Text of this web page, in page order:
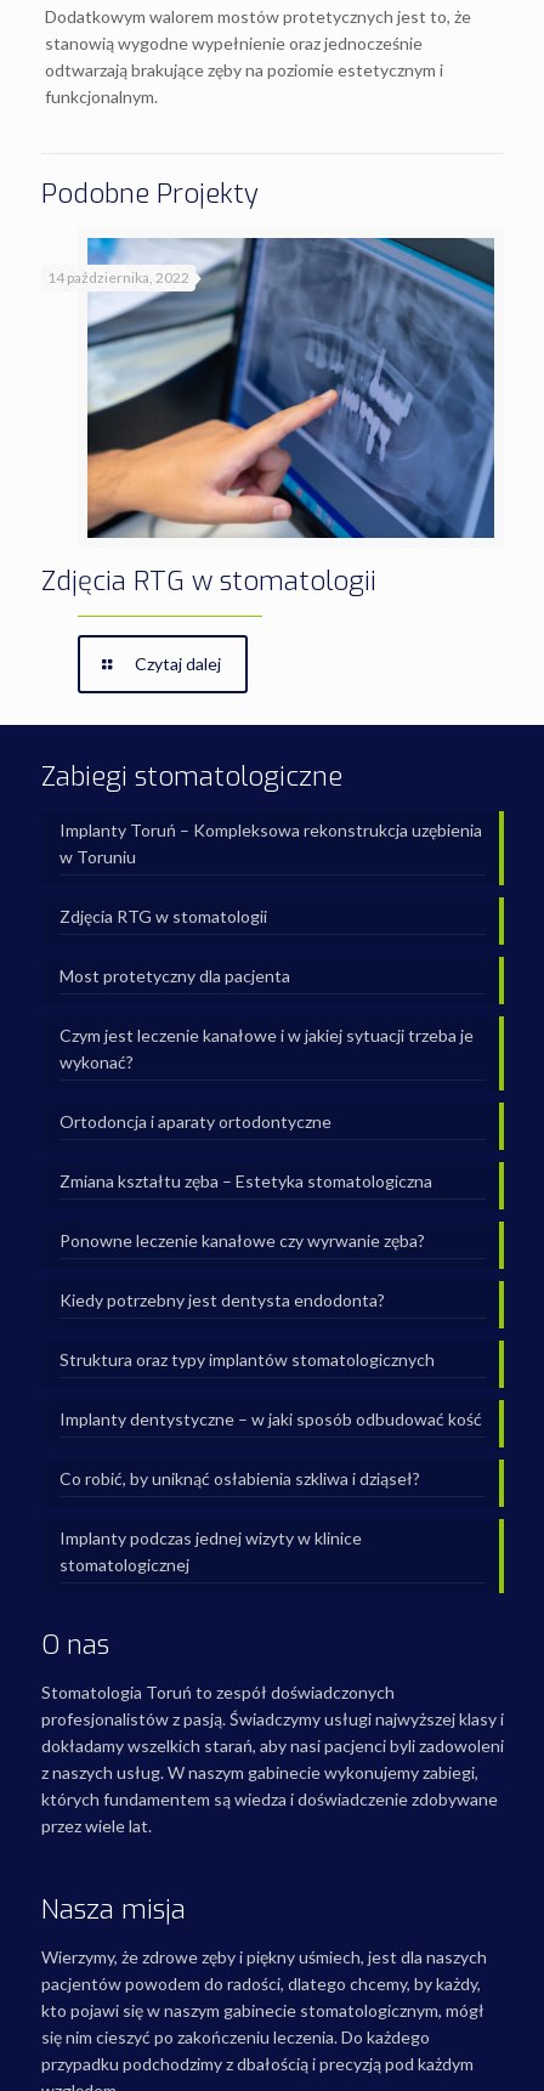
Dodatkowym walorem mostów protetycznych jest to, że
stanowią wygodne wypełnienie oraz jednocześnie
odtwarzają brakujące zęby na poziomie estetycznym i
funkcjonalnym.
Podobne Projekty
14 października, 2022
Zdjęcia RTG w stomatologii
Czytaj dalej
Zabiegi stomatologiczne
Implanty Toruń – Kompleksowa rekonstrukcja uzębienia
w Toruniu
Zdjęcia RTG w stomatologii
Most protetyczny dla pacjenta
Czym jest leczenie kanałowe i w jakiej sytuacji trzeba je
wykonać?
Ortodoncja i aparaty ortodontyczne
Zmiana kształtu zęba – Estetyka stomatologiczna
Ponowne leczenie kanałowe czy wyrwanie zęba?
Kiedy potrzebny jest dentysta endodonta?
Struktura oraz typy implantów stomatologicznych
Implanty dentystyczne – w jaki sposób odbudować kość
Co robić, by uniknąć osłabienia szkliwa i dziąseł?
Implanty podczas jednej wizyty w klinice
stomatologicznej
O nas
Stomatologia Toruń to zespół doświadczonych
profesjonalistów z pasją. Świadczymy usługi najwyższej klasy i
dokładamy wszelkich starań, aby nasi pacjenci byli zadowoleni
z naszych usług. W naszym gabinecie wykonujemy zabiegi,
których fundamentem są wiedza i doświadczenie zdobywane
przez wiele lat.
Nasza misja
Wierzymy, że zdrowe zęby i piękny uśmiech, jest dla naszych
pacjentów powodem do radości, dlatego chcemy, by każdy,
kto pojawi się w naszym gabinecie stomatologicznym, mógł
się nim cieszyć po zakończeniu leczenia. Do każdego
przypadku podchodzimy z dbałością i precyzją pod każdym